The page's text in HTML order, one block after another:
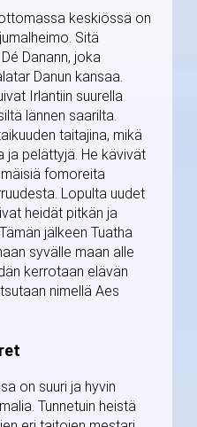
keskiössä on
Sitä
Danann, joka
Danun kansaa.
Irlantiin suurella
lännen saarilta.
taitajina, mikä
ja pelättyjä. He kävivät
fomoreita
Lopulta uudet
heidät pitkän ja
jälkeen Tuatha
syvälle maan alle
kerrotaan elävän
nimellä Aes
on suuri ja hyvin
Tunnetuin heistä